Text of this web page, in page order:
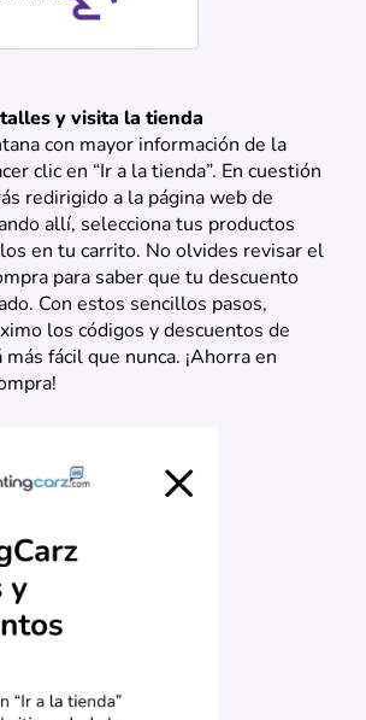
y visita la tienda
con mayor información de la
clic en “Ir a la tienda”. En cuestión
redirigido a la página web de
allí, selecciona tus productos
en tu carrito. No olvides revisar el
para saber que tu descuento
Con estos sencillos pasos,
los códigos y descuentos de
fácil que nunca. ¡Ahorra en